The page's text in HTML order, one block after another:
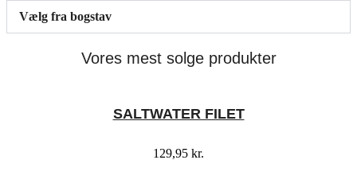
Vælg fra bogstav
Vores mest solge produkter
SALTWATER FILET
129,95 kr.